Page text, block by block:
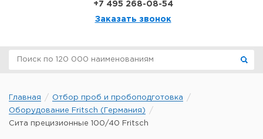
+7 495 268-08-54
Заказать звонок
Главная
Отбор проб и пробоподготовка
Оборудование Fritsch (Германия)
Сита прецизионные 100/40 Fritsch